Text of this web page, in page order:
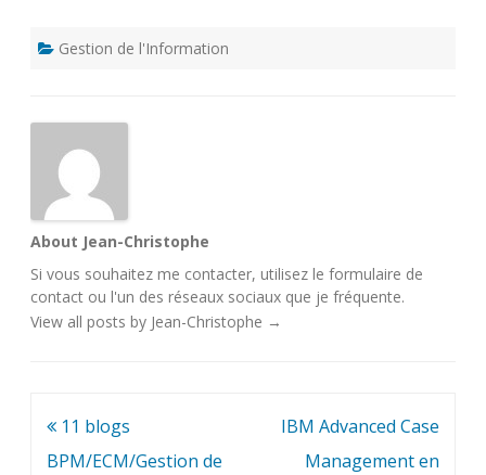
Gestion de l'Information
About Jean-Christophe
Si vous souhaitez me contacter, utilisez le formulaire de
contact ou l'un des réseaux sociaux que je fréquente.
View all posts by Jean-Christophe →
Navigation
de
11 blogs
BPM/ECM/Gestion de
IBM Advanced Case
Management en